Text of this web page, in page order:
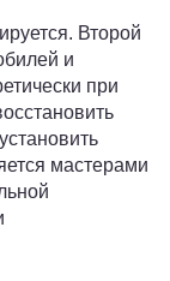
Второй
и
при
мастерами